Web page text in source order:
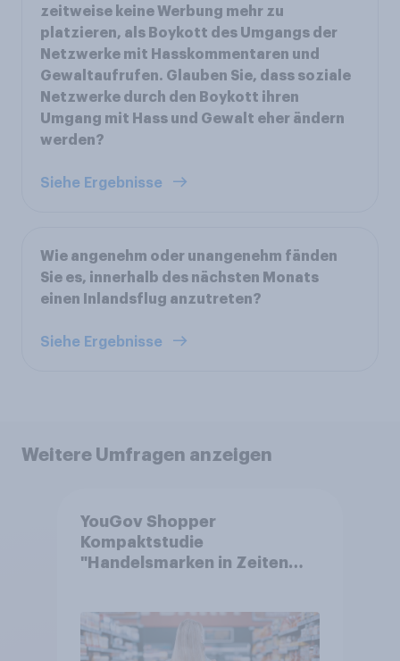
zeitweise keine Werbung mehr zu
platzieren, als Boykott des Umgangs der
Netzwerke mit Hasskommentaren und
Gewaltaufrufen. Glauben Sie, dass soziale
Netzwerke durch den Boykott ihren
Umgang mit Hass und Gewalt eher ändern
werden?
Siehe Ergebnisse
Wie angenehm oder unangenehm fänden
Sie es, innerhalb des nächsten Monats
einen Inlandsflug anzutreten?
Siehe Ergebnisse
Weitere Umfragen anzeigen
YouGov Shopper
Kompaktstudie
"Handelsmarken in Zeiten